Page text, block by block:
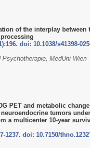
of the interplay between
doi: 10.1038/s41398-
MedUni Wien
PET and metabolic
tumors
a multicenter 10-year
1237. doi: 10.7150/